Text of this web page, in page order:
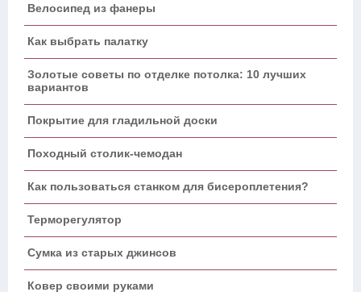
Велосипед из фанеры
Как выбрать палатку
Золотые советы по отделке потолка: 10 лучших
вариантов
Покрытие для гладильной доски
Походный столик-чемодан
Как пользоваться станком для бисероплетения?
Терморегулятор
Сумка из старых джинсов
Ковер своими руками